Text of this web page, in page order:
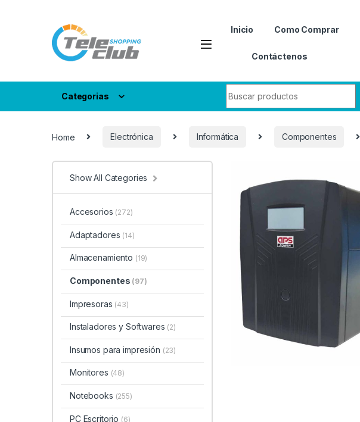
Inicio Como Comprar
Contáctenos
Categorias
Home Electrónica Informática Componentes
Show All Categories
Accesorios (272)
Adaptadores (14)
Almacenamiento (19)
Componentes (97)
Impresoras (43)
Instaladores y Softwares (2)
Insumos para impresión (23)
Monitores (48)
Notebooks (255)
PC Escritorio (6)